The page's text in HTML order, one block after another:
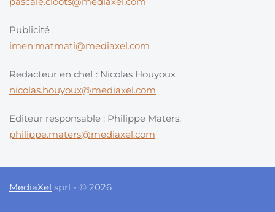
Publicité :
imen.matmati@mediaxel.com
Redacteur en chef : Nicolas Houyoux
nicolas.houyoux@mediaxel.com
Editeur responsable : Philippe Maters,
philippe.maters@mediaxel.com
MediaXel sprl - © 2026